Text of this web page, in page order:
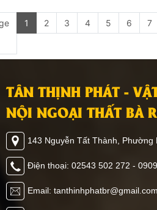
1 2 3 4 5 6 7
TÂN THỊNH PHÁT -
NỘI NGOẠI THẤT BÀ
143 Nguyễn Tất Thành, Phường
Điện thoại: 02543 502 272 -
Email: tanthinhphatbr@gmail.com